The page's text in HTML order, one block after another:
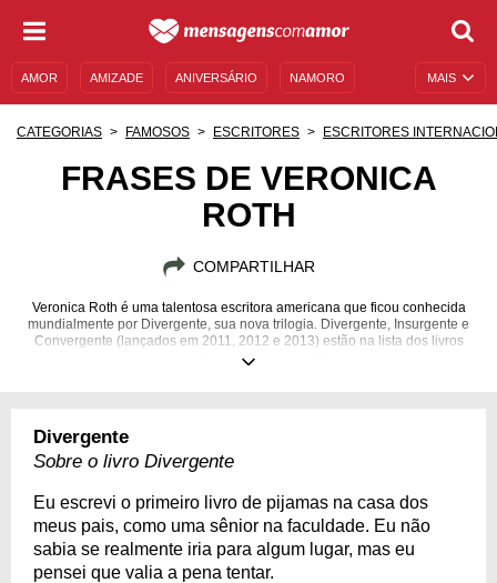
MAIS
AMOR AMIZADE ANIVERSÁRIO NAMORO
MENSAGENS DE ANIVERSÁRIO
CATEGORIAS FAMOSOS ESCRITORES ESCRITORES
FRASES DE VERONICA
ROTH
COMPARTILHAR
Veronica Roth é uma talentosa escritora americana que ficou conhecida
mundialmente por Divergente, sua nova trilogia. Divergente, Insurgente e
Convergente (lançados em 2011, 2012 e 2013) estão na lista dos livros
mais vendidos do New York Times.
Divergente
Sobre o livro Divergente
Eu escrevi o primeiro livro de pijamas na casa dos
meus pais, como uma sênior na faculdade. Eu não
sabia se realmente iria para algum lugar, mas eu
pensei que valia a pena tentar.